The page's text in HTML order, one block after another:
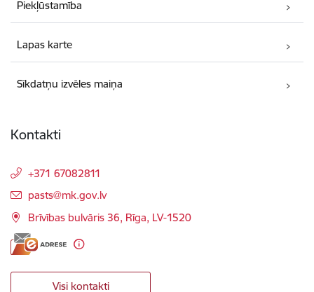
Piekļūstamība
Lapas karte
Sīkdatņu izvēles maiņa
Kontakti
+371 67082811
E-pasts:
pasts@mk.gov.lv
Brīvības bulvāris 36, Rīga, LV-1520
Visi kontakti